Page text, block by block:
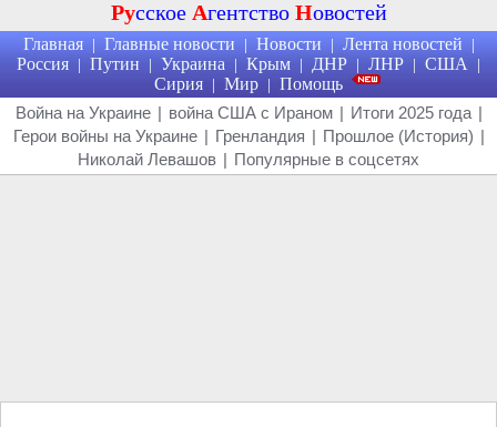
Русское Агентство Новостей
Главная | Главные новости | Новости | Лента новостей |
Россия | Путин | Украина | Крым | ДНР | ЛНР | США |
Сирия | Мир | Помощь
Война на Украине | война США с Ираном | Итоги 2025 года |
Герои войны на Украине | Гренландия | Прошлое (История) |
Николай Левашов | Популярные в соцсетях